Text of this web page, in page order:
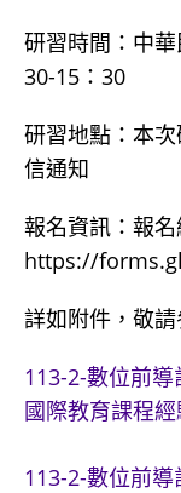
研習時間：中華
30-15：30
研習地點：本
信通知
報名資訊：報名
https://
詳如附件，敬請
113-2-數位前
國際教育課程
113-2-數位前